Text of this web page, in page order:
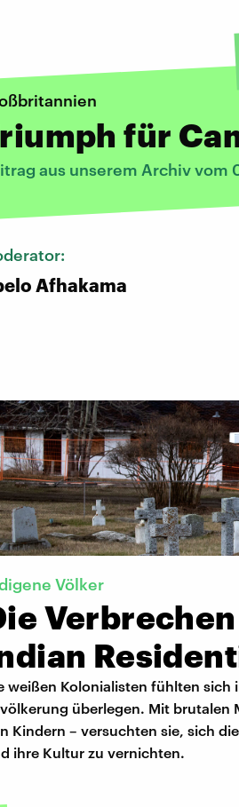
für
aus unserem Archiv vom
Afhakama
Völker
weißen Kolonialisten fühlten sich
überlegen. Mit brutalen
Kindern – versuchten sie, sich
ihre Kultur zu vernichten.